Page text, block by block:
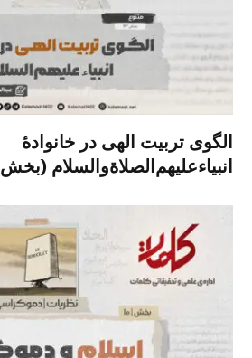
الگوی تربیت الهی در خانوادۀ
انبیاءعلیهم‌الصلاةو‌السلام (بخش ۱۱۳)